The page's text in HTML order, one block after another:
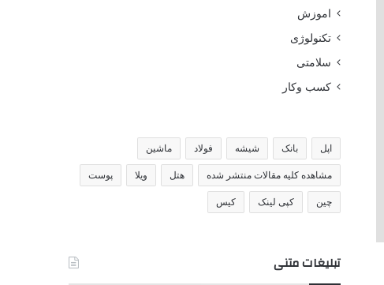
اموزش
تکنولوژی
سلامتی
کسب وکار
اپل بانک شیشه فولاد ماشین
مشاهده کلیه مقالات منتشر شده هتل ویلا پوست
چین کپی لینک کیس
تبلیغات متنی